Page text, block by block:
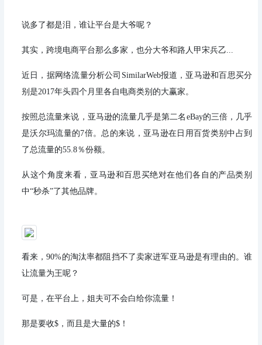
说多了都是泪，谁让平台是大爷呢？
其实，跨境电商平台那么多家，也分大爷和路人甲宋兵乙...
近日，据网络流量分析公司SimilarWeb报道，亚马逊和百思买分
别是2017年头四个月里各自电商类别的大赢家。
按照总流量来说，亚马逊的流量几乎是第二名eBay的三倍，几乎
是沃尔玛流量的7倍。总的来说，亚马逊在日用百货类别中占到
了总流量的55.8％份额。
从这个角度来看，亚马逊和百思买绝对在他们各自的产品类别
中“秒杀”了其他品牌。
看来，90%的淘汰率都阻挡不了卖家进军亚马逊是有理由的。谁
让流量为王呢？
可是，在平台上，姐夫可不会白给你流量！
那是要收$，而且是大量的$！